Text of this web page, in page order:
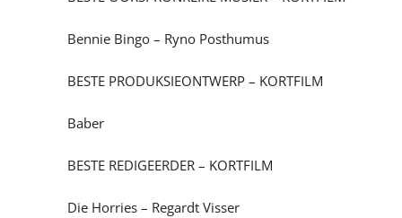
Bennie Bingo – Ryno Posthumus
BESTE PRODUKSIEONTWERP – KORTFILM
Baber
BESTE REDIGEERDER – KORTFILM
Die Horries – Regardt Visser